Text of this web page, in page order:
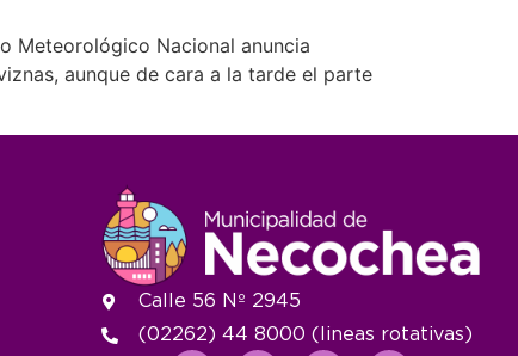
Meteorológico Nacional anuncia
aunque de cara a la tarde el parte
Calle 56 Nº 2945
(02262) 44 8000 (lineas rotativas)